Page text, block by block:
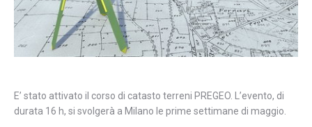
E’ stato attivato il corso di catasto terreni PREGEO. L’evento, di
durata 16 h, si svolgerà a Milano le prime settimane di maggio.